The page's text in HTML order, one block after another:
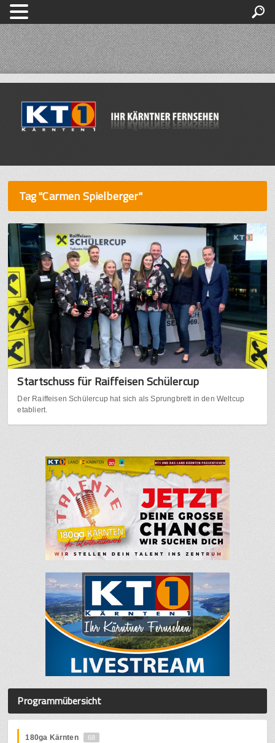
Tag "Carmen Spielberger"
Startschuss für Raiffeisen Schülercup
Der Raiffeisen Schülercup hat sich als Sprungbrett in den Weltcup
etabliert.
Programmübersicht
180ga Kärnten 68